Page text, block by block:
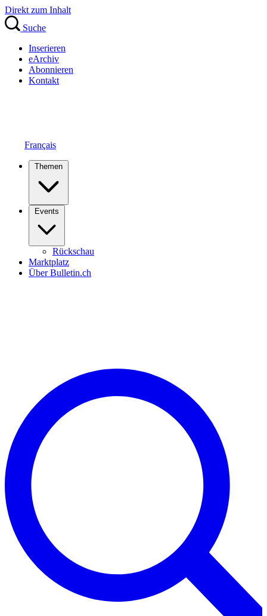
Direkt zum Inhalt
Suche
Inserieren
eArchiv
Abonnieren
Kontakt
Français
Themen
Events
Rückschau
Marktplatz
Über Bulletin.ch